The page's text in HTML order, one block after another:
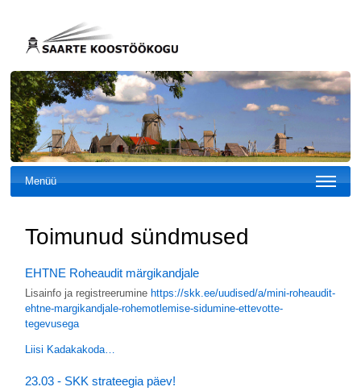
Menüü
Toimunud sündmused
EHTNE Roheaudit märgikandjale
Lisainfo ja registreerumine https://skk.ee/uudised/a/mini-roheaudit-
ehtne-margikandjale-rohemotlemise-sidumine-ettevotte-
tegevusega
Liisi Kadakakoda…
23.03 - SKK strateegia päev!